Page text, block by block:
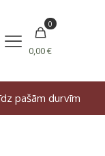
0
0,00 €
pašām durvīm